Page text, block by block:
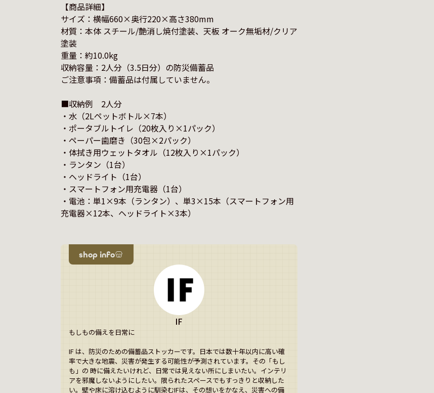
【商品詳細】
サイズ：横幅660×奥行220×高さ380mm
材質：本体 スチール/艶消し焼付塗装、天板 オーク無垢材/クリア
塗装
重量：約10.0kg
収納容量：2人分（3.5日分）の防災備蓄品
ご注意事項：備蓄品は付属していません。
■収納例　2人分
・水（2Lペットボトル×7本）
・ポータブルトイレ（20枚入り×1パック）
・ペーパー歯磨き（30包×2パック）
・体拭き用ウェットタオル（12枚入り×1パック）
・ランタン（1台）
・ヘッドライト（1台）
・スマートフォン用充電器（1台）
・電池：単1×9本（ランタン）、単3×15本（スマートフォン用
shop info
IF
もしもの備えを日常に
IF は、防災のための備蓄品ストッカーです。日本では数十年以内に高い確
率で大きな地震、災害が発生する可能性が予測されています。その「もし
も」の 時に備えたいけれど、日常では見えない所にしまいたい。インテリ
アを邪魔しないようにしたい。限られたスペースでもすっきりと収納した
い。壁や床に溶け込むように馴染むIFは、その想いをかなえ、災害への備